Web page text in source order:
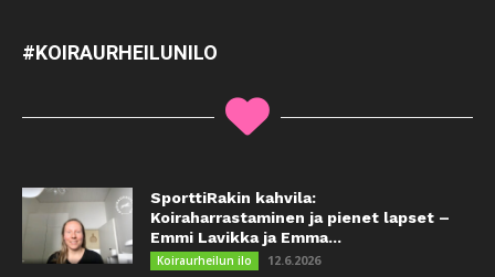
#KOIRAURHEILUNILO
SporttiRakin kahvila:
Koiraharrastaminen ja pienet lapset –
Emmi Lavikka ja Emma...
Koiraurheilun ilo 12.6.2026